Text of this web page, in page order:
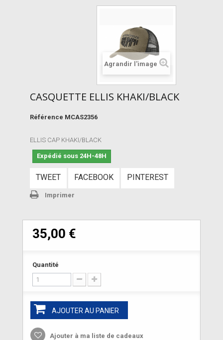
Agrandir l'image
CASQUETTE ELLIS KHAKI/BLACK
Référence MCAS2356
ELLIS CAP KHAKI/BLACK
Expédié sous 24H-48H
TWEET FACEBOOK PINTEREST
Imprimer
35,00 €
Quantité
AJOUTER AU PANIER
Ajouter à ma liste de cadeaux